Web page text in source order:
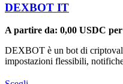
DEXBOT IT
A partire da: 0,00 USDC per
DEXBOT è un bot di
impostazioni flessibili,